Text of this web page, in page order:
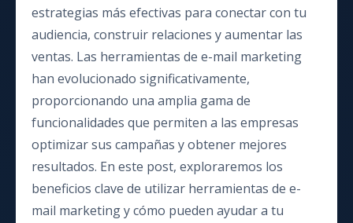
estrategias más efectivas para conectar con tu
audiencia, construir relaciones y aumentar las
ventas. Las herramientas de e-mail marketing
han evolucionado significativamente,
proporcionando una amplia gama de
funcionalidades que permiten a las empresas
optimizar sus campañas y obtener mejores
resultados. En este post, exploraremos los
beneficios clave de utilizar herramientas de e-
mail marketing y cómo pueden ayudar a tu